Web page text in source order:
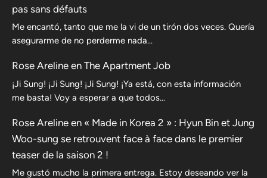
pas sans défauts
Me encantó, tanto que me la vi de un tirón dos veces. Quería
asegurarme de no perderme nada…
Rose Areline en The Apartment Job
¡Ji Sung! ¡Ji Sung! ¡Ji Sung! ¡Ya está, con esta información
me basta! Voy a esperar a que todos…
Rose Areline en « Made in Korea 2 » : Hyun Bin et Jung
Woo-sung se retrouvent face à face dans le premier
teaser de la saison 2 !
Me gustó mucho la primera entrega. Estoy deseando ver la